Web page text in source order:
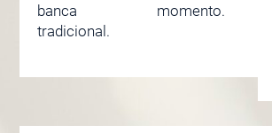
banca
tradicional.
momento.